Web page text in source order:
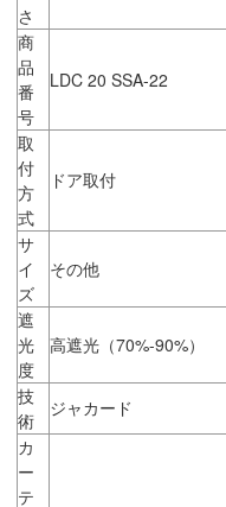
さ
商
品
番
号
LDC 20 SSA-22
取
付
方
式
ドア取付
サ
イ
ズ
その他
遮
光
度
高遮光（70%-90%）
技
術
ジャカード
カ
ー
テ